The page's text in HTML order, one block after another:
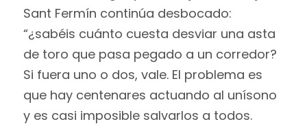
Sant Fermín continúa desbocado:
“¿sabéis cuánto cuesta desviar una asta
de toro que pasa pegado a un corredor?
Si fuera uno o dos, vale. El problema es
que hay centenares actuando al unísono
y es casi imposible salvarlos a todos.